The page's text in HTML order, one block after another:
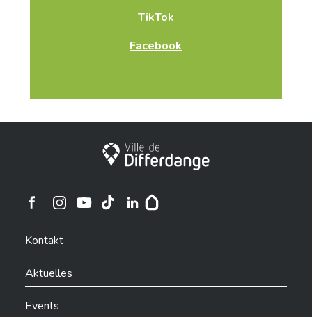
TikTok
Facebook
Stadt Differdingen
Ville de Differdange sur Instagram
Kontakt
Aktuelles
Events